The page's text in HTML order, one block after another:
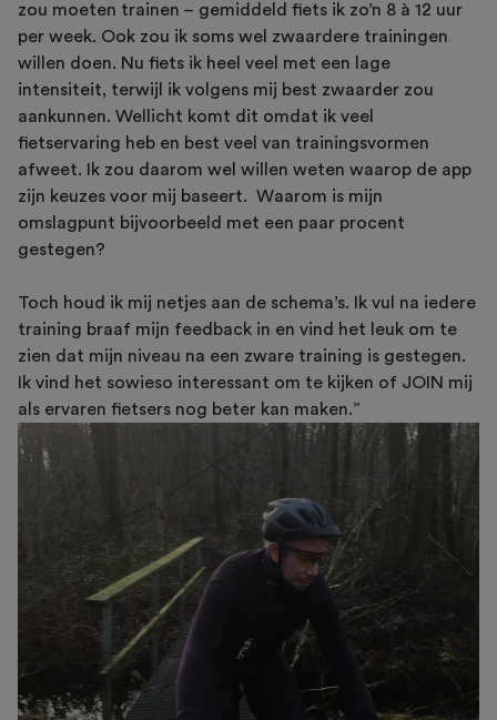
zou moeten trainen – gemiddeld fiets ik zo’n 8 à 12 uur
per week. Ook zou ik soms wel zwaardere trainingen
willen doen. Nu fiets ik heel veel met een lage
intensiteit, terwijl ik volgens mij best zwaarder zou
aankunnen. Wellicht komt dit omdat ik veel
fietservaring heb en best veel van trainingsvormen
afweet. Ik zou daarom wel willen weten waarop de app
zijn keuzes voor mij baseert. Waarom is mijn
omslagpunt bijvoorbeeld met een paar procent
gestegen?
Toch houd ik mij netjes aan de schema’s. Ik vul na iedere
training braaf mijn feedback in en vind het leuk om te
zien dat mijn niveau na een zware training is gestegen.
Ik vind het sowieso interessant om te kijken of JOIN mij
als ervaren fietsers nog beter kan maken.”